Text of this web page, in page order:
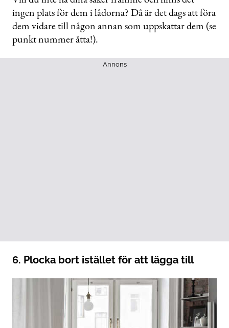
ingen plats för dem i lådorna? Då är det dags att föra
dem vidare till någon annan som uppskattar dem (se
punkt nummer åtta!).
Annons
6. Plocka bort istället för att lägga till